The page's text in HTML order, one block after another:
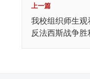
上一篇
我校组织师生观
反法西斯战争